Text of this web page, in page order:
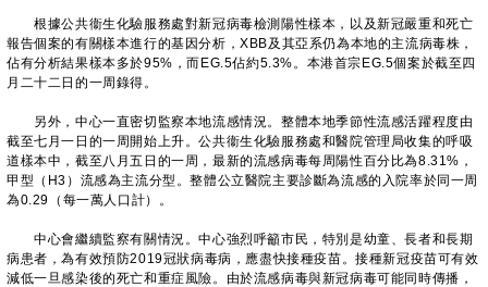
根據公共衞生化驗服務處對新冠病毒檢測陽性樣本，以及新冠嚴重和死亡
報告個案的有關樣本進行的基因分析，XBB及其亞系仍為本地的主流病毒株，
佔有分析結果樣本多於95%，而EG.5佔約5.3%。本港首宗EG.5個案於截至四
月二十二日的一周錄得。
另外，中心一直密切監察本地流感情況。整體本地季節性流感活躍程度由
截至七月一日的一周開始上升。公共衞生化驗服務處和醫院管理局收集的呼吸
道樣本中，截至八月五日的一周，最新的流感病毒每周陽性百分比為8.31%，
甲型（H3）流感為主流分型。整體公立醫院主要診斷為流感的入院率於同一周
為0.29（每一萬人口計）。
中心會繼續監察有關情況。中心強烈呼籲市民，特別是幼童、長者和長期
病患者，為有效預防2019冠狀病毒病，應盡快接種疫苗。接種新冠疫苗可有效
減低一旦感染後的死亡和重症風險。由於流感病毒與新冠病毒可能同時傳播，